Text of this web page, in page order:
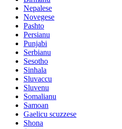
Nepalese
Novegese
Pashto
Persianu
Punjabi
Serbianu
Sesotho
Sinhala
Sluvaccu
Sluvenu
Somalianu
Samoan
Gaelicu scuzzese
Shona